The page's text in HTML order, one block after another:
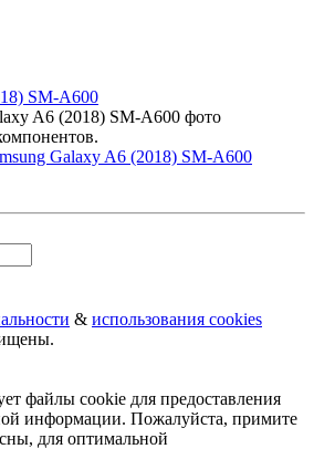
SM-A600
A6 (2018) SM-A600 фото
Galaxy A6 (2018) SM-A600
& использования cookies
файлы cookie для предоставления
информации. Пожалуйста, примите
для оптимальной